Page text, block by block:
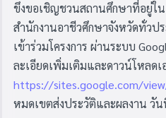
ขึงขอเชิญชวนสถานศึกษาที่อยู่ใ
สำนักงานอาชีวศึกษาจังหวัดทั่วป
เข้าร่วมโครงการ ผ่านระบบ
ละเอียดเพิ่มเติมและดาวน์โหลดเ
https://sites.google.com/
หมดเขตส่งประวัติและผลงาน วั